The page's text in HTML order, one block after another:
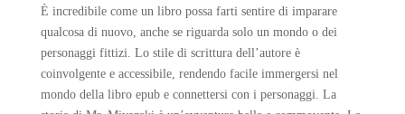
È incredibile come un libro possa farti sentire di imparare
qualcosa di nuovo, anche se riguarda solo un mondo o dei
personaggi fittizi. Lo stile di scrittura dell’autore è
coinvolgente e accessibile, rendendo facile immergersi nel
mondo della libro epub e connettersi con i personaggi. La